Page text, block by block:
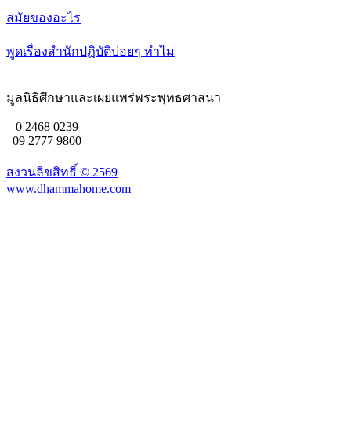
สมัยของอะไร
พูดเรื่องสำนักปฏิบัติบ่อยๆ ทำไม
มูลนิธิศึกษาและเผยแพร่พระพุทธศาสนา
0 2468 0239
09 2777 9800
สงวนลิขสิทธิ์ © 2569
www.dhammahome.com